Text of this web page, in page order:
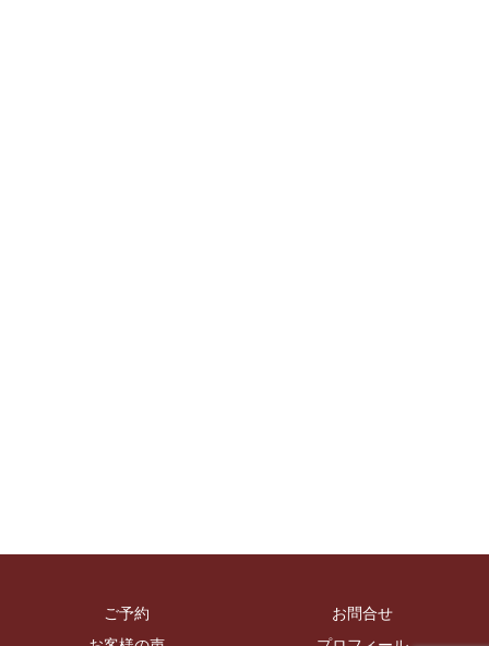
ご予約
お問合せ